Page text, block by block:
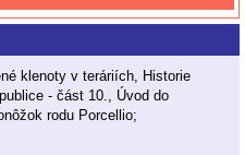
klenoty v teráriích, Historie
- část 10., Úvod do
rodu Porcellio;